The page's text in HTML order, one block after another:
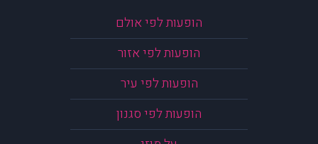
הופעות לפי אולם
הופעות לפי אזור
הופעות לפי עיר
הופעות לפי סגנון